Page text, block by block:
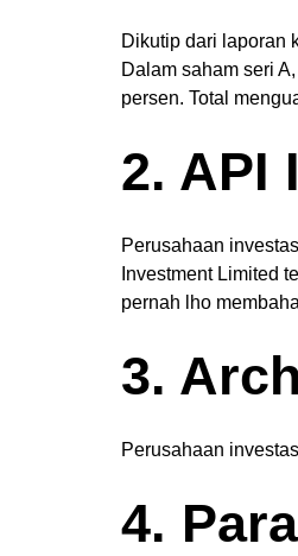
Dikutip dari laporan
Dalam saham seri
persen. Total
2. API
Perusahaan
Investment Limited
pernah lho
3.
Perusahaan
4.